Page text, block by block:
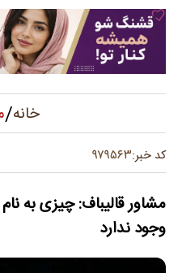
خانه/
کد خبر:۹۷۹۵۶۳
مشاور قالیباف: چیزی به
وجود ندارد